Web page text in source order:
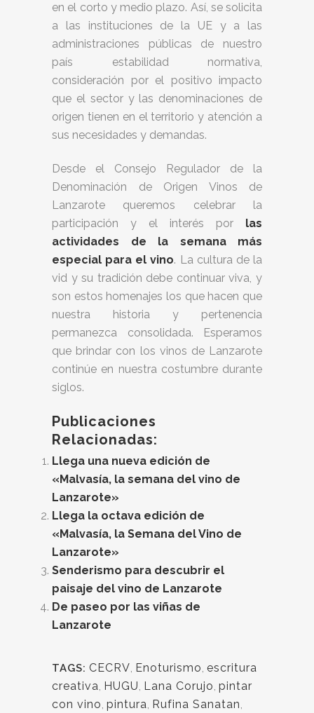
en el corto y medio plazo. Así, se solicita
a las instituciones de la UE y a las
administraciones públicas de nuestro
país estabilidad normativa,
consideración por el positivo impacto
que el sector y las denominaciones de
origen tienen en el territorio y atención a
sus necesidades y demandas.
Desde el Consejo Regulador de la
Denominación de Origen Vinos de
Lanzarote queremos celebrar la
participación y el interés por las
actividades de la semana más
especial para el vino. La cultura de la
vid y su tradición debe continuar viva, y
son estos homenajes los que hacen que
nuestra historia y pertenencia
permanezca consolidada. Esperamos
que brindar con los vinos de Lanzarote
continúe en nuestra costumbre durante
siglos.
Publicaciones
Relacionadas:
Llega una nueva edición de
«Malvasía, la semana del vino de
Lanzarote»
Llega la octava edición de
«Malvasía, la Semana del Vino de
Lanzarote»
Senderismo para descubrir el
paisaje del vino de Lanzarote
De paseo por las viñas de
Lanzarote
TAGS: CECRV, Enoturismo, escritura
creativa, HUGU, Lana Corujo, pintar
con vino, pintura, Rufina Sanatan,